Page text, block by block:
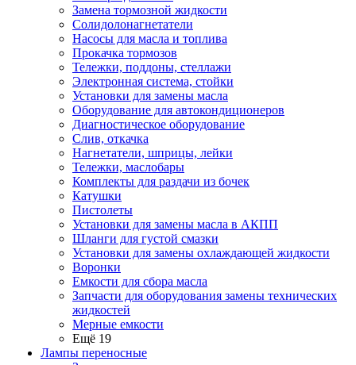
Замена тормозной жидкости
Солидолонагнетатели
Насосы для масла и топлива
Прокачка тормозов
Тележки, поддоны, стеллажи
Электронная система, стойки
Установки для замены масла
Оборудование для автокондиционеров
Диагностическое оборудование
Слив, откачка
Нагнетатели, шприцы, лейки
Тележки, маслобары
Комплекты для раздачи из бочек
Катушки
Пистолеты
Установки для замены масла в АКПП
Шланги для густой смазки
Установки для замены охлаждающей жидкости
Воронки
Емкости для сбора масла
Запчасти для оборудования замены технических
жидкостей
Мерные емкости
Ещё 19
Лампы переносные